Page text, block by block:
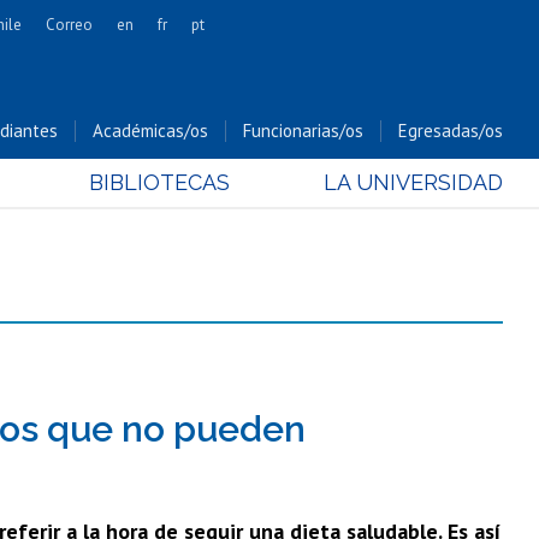
Cs. Forestales y Conservación
Cs. Sociales
Hospital Clínico
Correo en fr pt
Académicas/os Funcionarias/os Egresadas/os
BIBLIOTECAS LA UNIVERSIDAD
que no pueden
a la hora de seguir una dieta saludable. Es así